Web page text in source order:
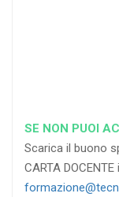
SE NON PUOI
Scarica il buono
CARTA